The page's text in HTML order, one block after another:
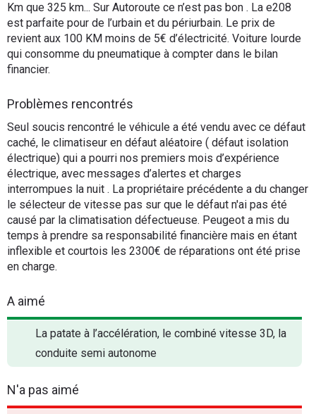
Km que 325 km... Sur Autoroute ce n’est pas bon . La e208
est parfaite pour de l’urbain et du périurbain. Le prix de
revient aux 100 KM moins de 5€ d’électricité. Voiture lourde
qui consomme du pneumatique à compter dans le bilan
financier.
Problèmes rencontrés
Seul soucis rencontré le véhicule a été vendu avec ce défaut
caché, le climatiseur en défaut aléatoire ( défaut isolation
électrique) qui a pourri nos premiers mois d’expérience
électrique, avec messages d’alertes et charges
interrompues la nuit . La propriétaire précédente a du changer
le sélecteur de vitesse pas sur que le défaut n'ai pas été
causé par la climatisation défectueuse. Peugeot a mis du
temps à prendre sa responsabilité financière mais en étant
inflexible et courtois les 2300€ de réparations ont été prise
en charge.
A aimé
La patate à l’accélération, le combiné vitesse 3D, la
conduite semi autonome
N'a pas aimé